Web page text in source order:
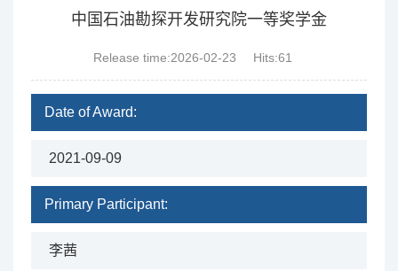
中国石油勘探开发研究院一等奖学金
Release time:2026-02-23 Hits:61
Date of Award:
2021-09-09
Primary Participant:
李茜